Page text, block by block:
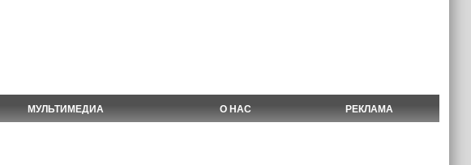
МУЛЬТИМЕДИА О НАС РЕКЛАМА